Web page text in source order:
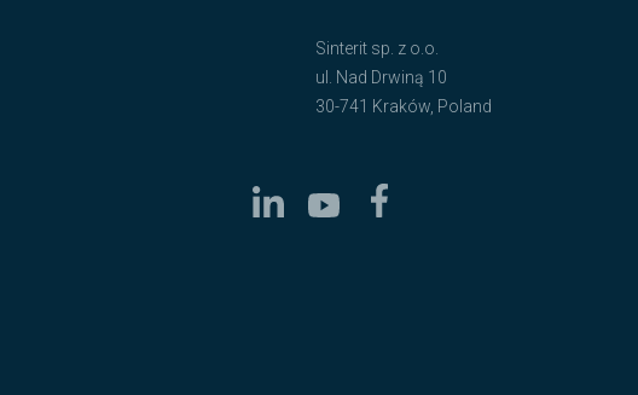
Sinterit sp. z o.o.
ul. Nad Drwiną 10
30-741 Kraków, Poland